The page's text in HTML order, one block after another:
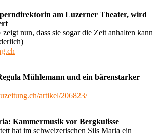
am Luzerner Theater, wird
nun, dass sie sogar die Zeit anhalten kann
Mühlemann und ein bärenstarker
artikel/206823/
Kammermusik vor Bergkulisse
hat im schweizerischen Sils Maria ein